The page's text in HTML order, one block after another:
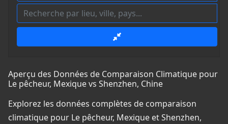
Aperçu des Données de Comparaison Climatique pour
Le pêcheur, Mexique vs Shenzhen, Chine
Explorez les données complètes de comparaison
climatique pour Le pêcheur, Mexique et Shenzhen,